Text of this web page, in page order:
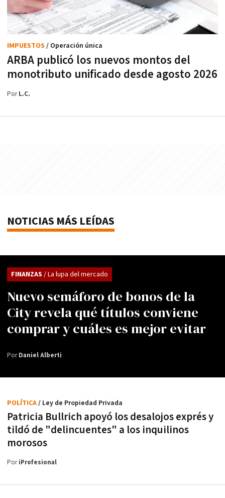
ARBA publicó los nuevos montos del
monotributo unificado desde agosto 2026
IMPUESTOS / Operación única
PorL.C.
NOTICIAS MÁS LEÍDAS
Nuevo semáforo de bonos de la
City revela qué títulos conviene
comprar y cuáles es mejor evitar
FINANZAS / La lupa del mercado
PorDaniel Alberti
Patricia Bullrich apoyó los desalojos exprés y
tildó de "delincuentes" a los inquilinos
morosos
POLÍTICA/ Ley de Propiedad Privada
PoriProfesional